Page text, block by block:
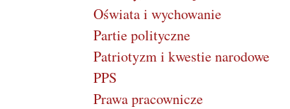
Oświata i wychowanie
Partie polityczne
Patriotyzm i kwestie narodowe
PPS
Prawa pracownicze